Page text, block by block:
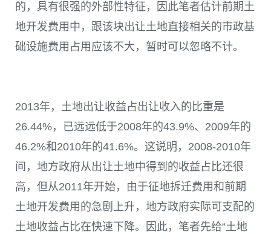
的，具有很强的外部性特征，因此笔者估计前期土
地开发费用中，跟该块出让土地直接相关的市政基
础设施费用占用应该不大，暂时可以忽略不计。
2013年，土地出让收益占出让收入的比重是
26.44%，已远远低于2008年的43.9%、2009年的
46.2%和2010年的41.6%。这说明，2008-2010年
间，地方政府从出让土地中得到的收益占比还很
高，但从2011年开始，由于征地拆迁费用和前期
土地开发费用的急剧上升，地方政府实际可支配的
土地收益占比在快速下降。因此，笔者先给“土地